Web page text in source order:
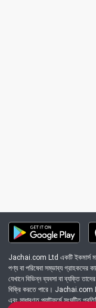
Jachai.com Ltd একটি ইকমার্স
পণ্য বা পরিষেবা সম্ভাব্য
যেখানে বিভিন্ন ব্যবসা বা ব্যক্তি
বিক্রি করতে পারে। Jachai.com
এবং সাধারণত প্ল্যাটফর্মে সংঘটিত